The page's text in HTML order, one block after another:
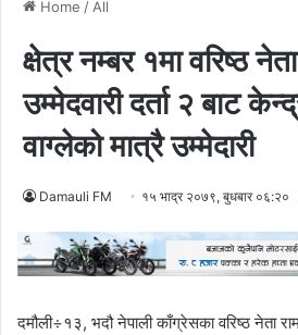
Home / All
क्षेत्र नम्बर १मा वरिष्ठ नेता
उम्मेदवारी दर्ता २ बाट
वाग्लेको मात्रै उम्मेदारी
Damauli FM १५ भाद्र २०७९, बुधबार ०६:२०
दमौली÷१३, भदौ नेपाली काँग्रेसका वरिष्ठ नेता